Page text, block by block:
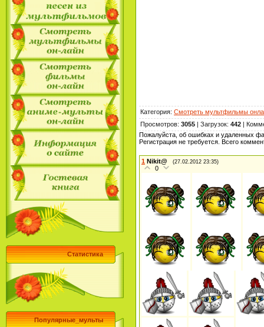
Статистика
Популярные_мульты
Категория: Смотреть мультфильмы
Просмотров: 3055 | Загрузок: 442 |
Пожалуйста, об ошибках и удаленных
Регистрация не требуется. Всего
1 Nikit@ (27.02.2012 23:35)
0